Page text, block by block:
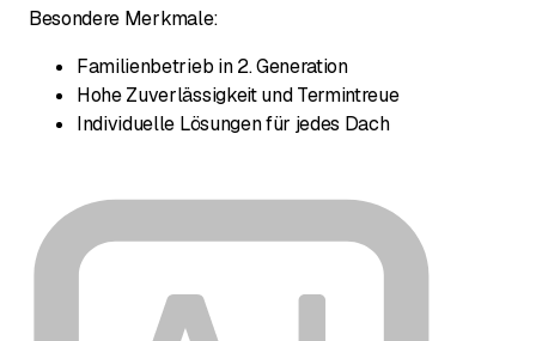
Besondere Merkmale:
Familienbetrieb in 2. Generation
Hohe Zuverlässigkeit und Termintreue
Individuelle Lösungen für jedes Dach